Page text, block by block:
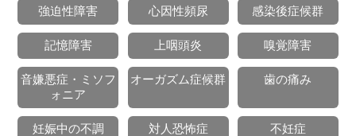
強迫性障害 心因性頻尿 感染後症候群
記憶障害 上咽頭炎 嗅覚障害
音嫌悪症・ミソフ
ォニア
オーガズム症候群 歯の痛み
妊娠中の不調 対人恐怖症 不妊症